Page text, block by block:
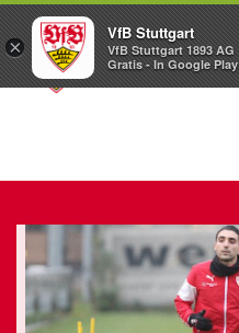
×
VfB Stuttgart
VfB Stuttgart 1893 AG
Gratis - In Google Play